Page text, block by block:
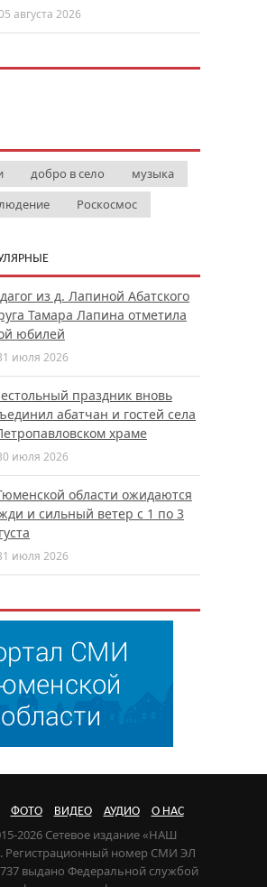
августа 2026
добро в село
музыка
Роскосмос
из д. Лапиной Абатского
Тамара Лапина отметила
юбилей
июля 2026
праздник вновь
абатчан и гостей села
храме
июля 2026
области ожидаются
и сильный ветер с 1 по 3
июля 2026
ФОТО ВИДЕО АУДИО О НАС
2026 Сетевое издание «НАШ
Регистрационный номер СМИ ЭЛ
выдано Федеральной службой